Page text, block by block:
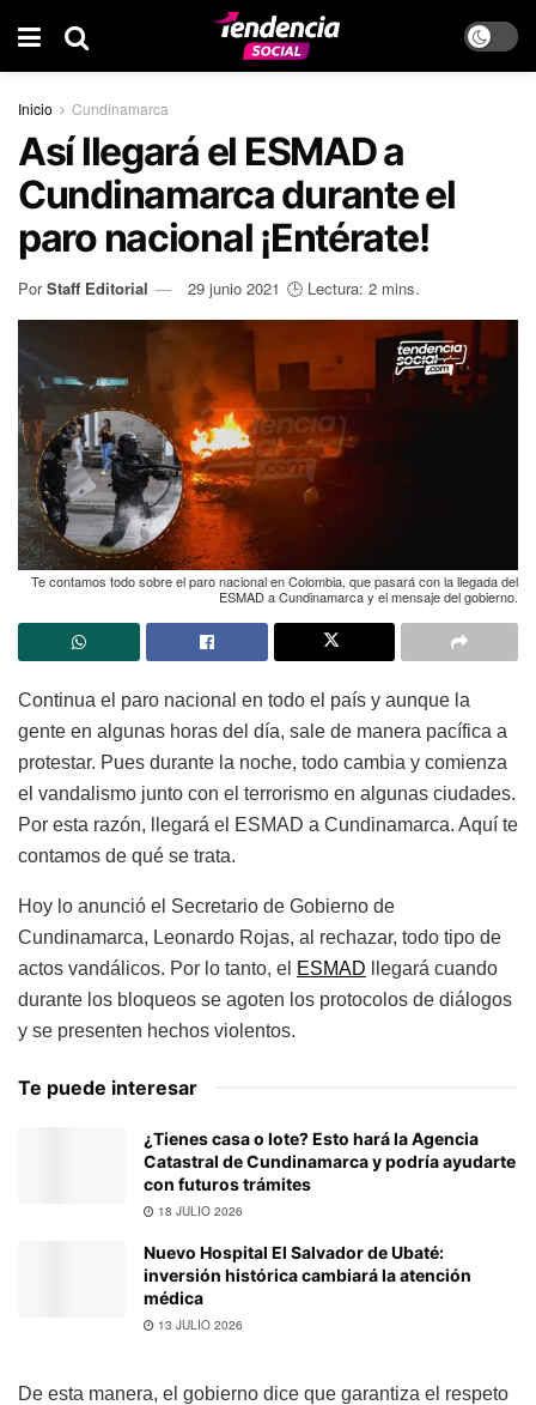
Inicio Cundinamarca
Así llegará el ESMAD a
Cundinamarca durante el
paro nacional ¡Entérate!
Por Staff Editorial 29 junio 2021 🕒 Lectura: 2 mins.
Te contamos todo sobre el paro nacional en Colombia, que pasará con la llegada del
ESMAD a Cundinamarca y el mensaje del gobierno.
Continua el paro nacional en todo el país y aunque la
gente en algunas horas del día, sale de manera pacífica a
protestar. Pues durante la noche, todo cambia y comienza
el vandalismo junto con el terrorismo en algunas ciudades.
Por esta razón, llegará el ESMAD a Cundinamarca. Aquí te
contamos de qué se trata.
Hoy lo anunció el Secretario de Gobierno de
Cundinamarca, Leonardo Rojas, al rechazar, todo tipo de
actos vandálicos. Por lo tanto, el ESMAD llegará cuando
durante los bloqueos se agoten los protocolos de diálogos
y se presenten hechos violentos.
Te puede interesar
¿Tienes casa o lote? Esto hará la Agencia
Catastral de Cundinamarca y podría ayudarte
con futuros trámites
18 JULIO 2026
Nuevo Hospital El Salvador de Ubaté:
inversión histórica cambiará la atención
médica
13 JULIO 2026
De esta manera, el gobierno dice que garantiza el respeto